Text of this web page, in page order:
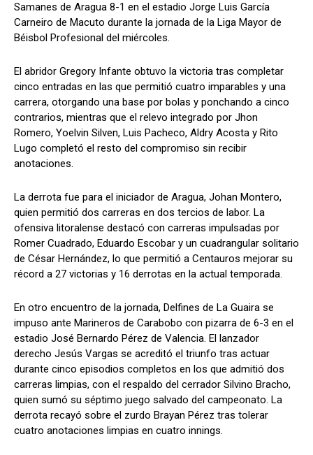
Samanes de Aragua 8-1 en el estadio Jorge Luis García
Carneiro de Macuto durante la jornada de la Liga Mayor de
Béisbol Profesional del miércoles.
El abridor Gregory Infante obtuvo la victoria tras completar
cinco entradas en las que permitió cuatro imparables y una
carrera, otorgando una base por bolas y ponchando a cinco
contrarios, mientras que el relevo integrado por Jhon
Romero, Yoelvin Silven, Luis Pacheco, Aldry Acosta y Rito
Lugo completó el resto del compromiso sin recibir
anotaciones.
La derrota fue para el iniciador de Aragua, Johan Montero,
quien permitió dos carreras en dos tercios de labor. La
ofensiva litoralense destacó con carreras impulsadas por
Romer Cuadrado, Eduardo Escobar y un cuadrangular solitario
de César Hernández, lo que permitió a Centauros mejorar su
récord a 27 victorias y 16 derrotas en la actual temporada.
En otro encuentro de la jornada, Delfines de La Guaira se
impuso ante Marineros de Carabobo con pizarra de 6-3 en el
estadio José Bernardo Pérez de Valencia. El lanzador
derecho Jesús Vargas se acreditó el triunfo tras actuar
durante cinco episodios completos en los que admitió dos
carreras limpias, con el respaldo del cerrador Silvino Bracho,
quien sumó su séptimo juego salvado del campeonato. La
derrota recayó sobre el zurdo Brayan Pérez tras tolerar
cuatro anotaciones limpias en cuatro innings.